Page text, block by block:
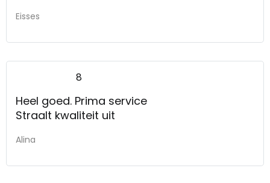
Eisses
8
Heel goed. Prima service
Straalt kwaliteit uit
Alina